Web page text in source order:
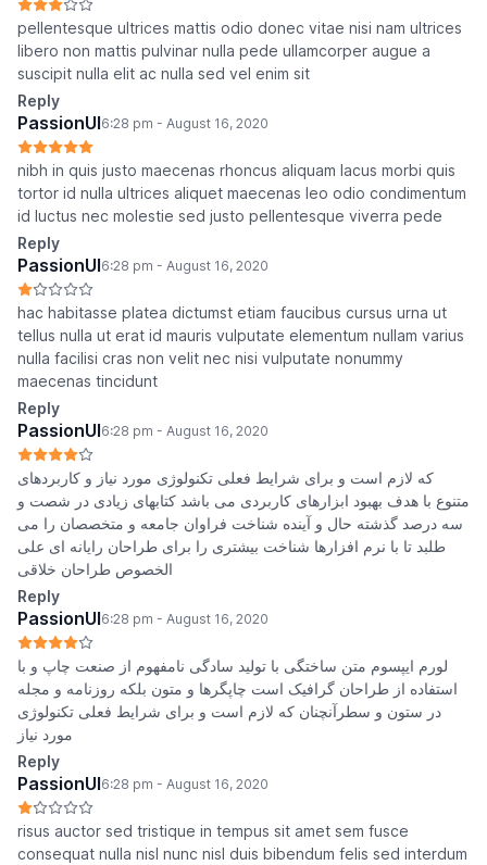
pellentesque ultrices mattis odio donec vitae nisi nam ultrices
libero non mattis pulvinar nulla pede ullamcorper augue a
suscipit nulla elit ac nulla sed vel enim sit
Reply
PassionUI6:28 pm - August 16, 2020
nibh in quis justo maecenas rhoncus aliquam lacus morbi quis
tortor id nulla ultrices aliquet maecenas leo odio condimentum
id luctus nec molestie sed justo pellentesque viverra pede
Reply
PassionUI6:28 pm - August 16, 2020
hac habitasse platea dictumst etiam faucibus cursus urna ut
tellus nulla ut erat id mauris vulputate elementum nullam varius
nulla facilisi cras non velit nec nisi vulputate nonummy
maecenas tincidunt
Reply
PassionUI6:28 pm - August 16, 2020
که لازم است و برای شرایط فعلی تکنولوژی مورد نیاز و کاربردهای
متنوع با هدف بهبود ابزارهای کاربردی می باشد کتابهای زیادی در شصت و
سه درصد گذشته حال و آینده شناخت فراوان جامعه و متخصصان را می
طلبد تا با نرم افزارها شناخت بیشتری را برای طراحان رایانه ای علی
الخصوص طراحان خلاقی
Reply
PassionUI6:28 pm - August 16, 2020
لورم ایپسوم متن ساختگی با تولید سادگی نامفهوم از صنعت چاپ و با
استفاده از طراحان گرافیک است چاپگرها و متون بلکه روزنامه و مجله
در ستون و سطرآنچنان که لازم است و برای شرایط فعلی تکنولوژی
مورد نیاز
Reply
PassionUI6:28 pm - August 16, 2020
risus auctor sed tristique in tempus sit amet sem fusce
consequat nulla nisl nunc nisl duis bibendum felis sed interdum